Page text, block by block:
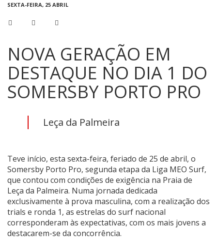
SEXTA-FEIRA, 25 ABRIL
NOVA GERAÇÃO EM
DESTAQUE NO DIA 1 DO
SOMERSBY PORTO PRO
Leça da Palmeira
Teve início, esta sexta-feira, feriado de 25 de abril, o
Somersby Porto Pro, segunda etapa da Liga MEO Surf,
que contou com condições de exigência na Praia de
Leça da Palmeira. Numa jornada dedicada
exclusivamente à prova masculina, com a realização dos
trials e ronda 1, as estrelas do surf nacional
corresponderam às expectativas, com os mais jovens a
destacarem-se da concorrência.